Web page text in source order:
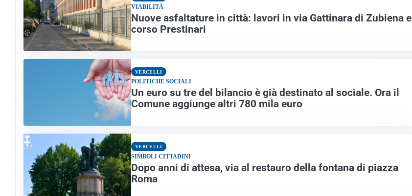
VIABILITÀ
Nuove asfaltature in città: lavori in via Gattinara di Zubiena e
corso Prestinari
VERCELLI
POLITICHE SOCIALI
Un euro su tre del bilancio è già destinato al sociale. Ora il
Comune aggiunge altri 780 mila euro
VERCELLI
SIMBOLI CITTADINI
Dopo anni di attesa, via al restauro della fontana di piazza
Roma